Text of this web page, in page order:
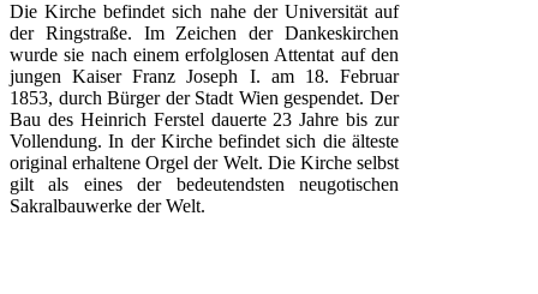
Die Kirche befindet sich nahe der Universität auf
der Ringstraße. Im Zeichen der Dankeskirchen
wurde sie nach einem erfolglosen Attentat auf den
jungen Kaiser Franz Joseph I. am 18. Februar
1853, durch Bürger der Stadt Wien gespendet. Der
Bau des Heinrich Ferstel dauerte 23 Jahre bis zur
Vollendung. In der Kirche befindet sich die älteste
original erhaltene Orgel der Welt. Die Kirche selbst
gilt als eines der bedeutendsten neugotischen
Sakralbauwerke der Welt.